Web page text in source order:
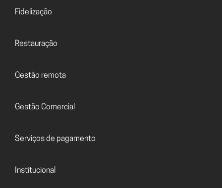
Fidelização
Restauração
Gestão remota
Gestão Comercial
Serviços de pagamento
Institucional